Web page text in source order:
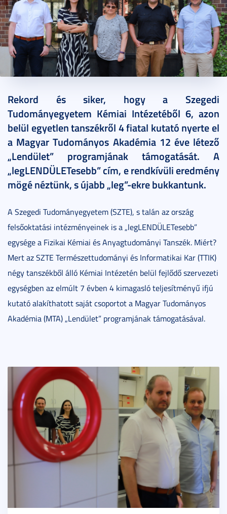
Rekord és siker, hogy a Szegedi
Tudományegyetem Kémiai Intézetéből 6, azon
belül egyetlen tanszékről 4 fiatal kutató nyerte el
a Magyar Tudományos Akadémia 12 éve létező
„Lendület” programjának támogatását. A
„legLENDÜLETesebb” cím, e rendkívüli eredmény
mögé néztünk, s újabb „leg”-ekre bukkantunk.
A Szegedi Tudományegyetem (SZTE), s talán az ország
felsőoktatási intézményeinek is a „legLENDÜLETesebb”
egysége a Fizikai Kémiai és Anyagtudományi Tanszék. Miért?
Mert az SZTE Természettudományi és Informatikai Kar (TTIK)
négy tanszékből álló Kémiai Intézetén belül fejlődő szervezeti
egységben az elmúlt 7 évben 4 kimagasló teljesítményű ifjú
kutató alakíthatott saját csoportot a Magyar Tudományos
Akadémia (MTA) „Lendület” programjának támogatásával.